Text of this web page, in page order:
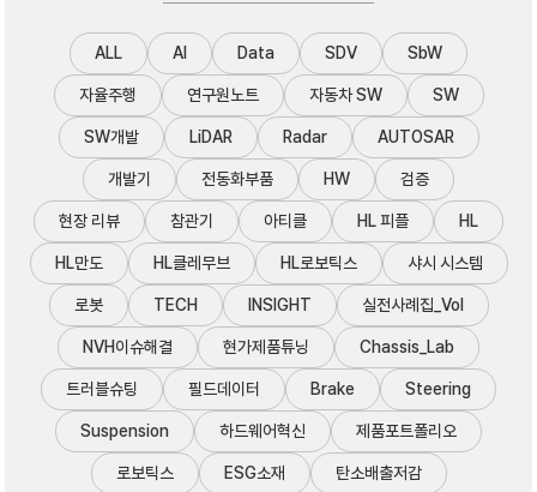
ALL AI Data SDV SbW
자율주행 연구원노트 자동차 SW SW
SW개발 LiDAR Radar AUTOSAR
개발기 전동화부품 HW 검증
현장 리뷰 참관기 아티클 HL 피플 HL
HL만도 HL클레무브 HL로보틱스 샤시 시스템
로봇 TECH INSIGHT 실전사례집_Vol
NVH이슈해결 현가제품튜닝 Chassis_Lab
트러블슈팅 필드데이터 Brake Steering
Suspension 하드웨어혁신 제품포트폴리오
로보틱스 ESG소재 탄소배출저감